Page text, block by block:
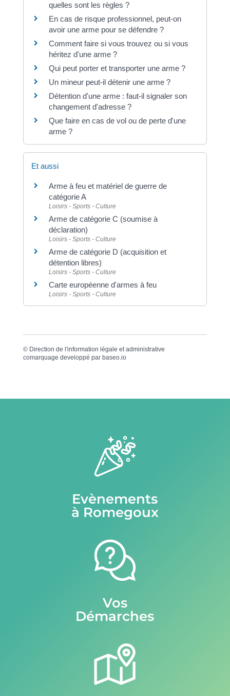
quelles sont les règles ?
En cas de risque professionnel, peut-on
avoir une arme pour se défendre ?
Comment faire si vous trouvez ou si vous
héritez d'une arme ?
Qui peut porter et transporter une arme ?
Un mineur peut-il détenir une arme ?
Détention d'une arme : faut-il signaler son
changement d'adresse ?
Que faire en cas de vol ou de perte d'une
arme ?
Et aussi
Arme à feu et matériel de guerre de
catégorie A
Loisirs - Sports - Culture
Arme de catégorie C (soumise à
déclaration)
Loisirs - Sports - Culture
Arme de catégorie D (acquisition et
détention libres)
Loisirs - Sports - Culture
Carte européenne d'armes à feu
Loisirs - Sports - Culture
© Direction de l'information légale et administrative
comarquage developpé par baseo.io
Evènements
à Romegoux
Vos
Démarches